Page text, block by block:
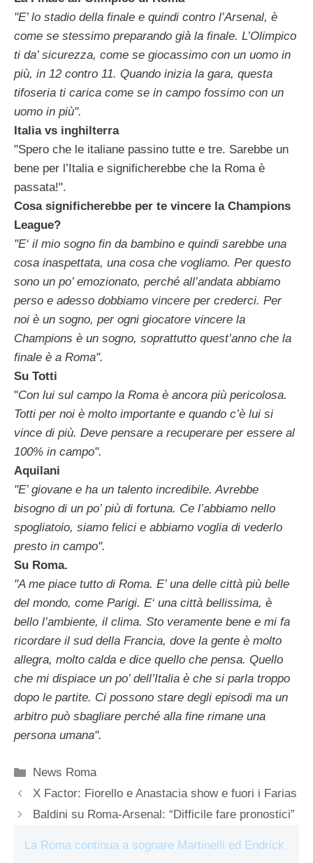
"E’ lo stadio della finale e quindi contro l’Arsenal, è
come se stessimo preparando già la finale. L’Olimpico
ti da’ sicurezza, come se giocassimo con un uomo in
più, in 12 contro 11. Quando inizia la gara, questa
tifoseria ti carica come se in campo fossimo con un
uomo in più".
Italia vs inghilterra
"Spero che le italiane passino tutte e tre. Sarebbe un
bene per l’Italia e significherebbe che la Roma è
passata!".
Cosa significherebbe per te vincere la Champions
League?
"E‘ il mio sogno fin da bambino e quindi sarebbe una
cosa inaspettata, una cosa che vogliamo. Per questo
sono un po’ emozionato, perché all’andata abbiamo
perso e adesso dobbiamo vincere per crederci. Per
noi è un sogno, per ogni giocatore vincere la
Champions è un sogno, soprattutto quest’anno che la
finale è a Roma".
Su Totti
"Con lui sul campo la Roma è ancora più pericolosa.
Totti per noi è molto importante e quando c’è lui si
vince di più. Deve pensare a recuperare per essere al
100% in campo".
Aquilani
"E’ giovane e ha un talento incredibile. Avrebbe
bisogno di un po’ più di fortuna. Ce l’abbiamo nello
spogliatoio, siamo felici e abbiamo voglia di vederlo
presto in campo".
Su Roma.
"A me piace tutto di Roma. E’ una delle città più belle
del mondo, come Parigi. E‘ una città bellissima, è
bello l’ambiente, il clima. Sto veramente bene e mi fa
ricordare il sud della Francia, dove la gente è molto
allegra, molto calda e dice quello che pensa. Quello
che mi dispiace un po’ dell’Italia è che si parla troppo
dopo le partite. Ci possono stare degli episodi ma un
arbitro può sbagliare perché alla fine rimane una
persona umana".
Categorie
News Roma
X Factor: Fiorello e Anastacia show e fuori i Farias
Baldini su Roma-Arsenal: “Difficile fare pronostici”
La Roma continua a sognare Martinelli ed Endrick